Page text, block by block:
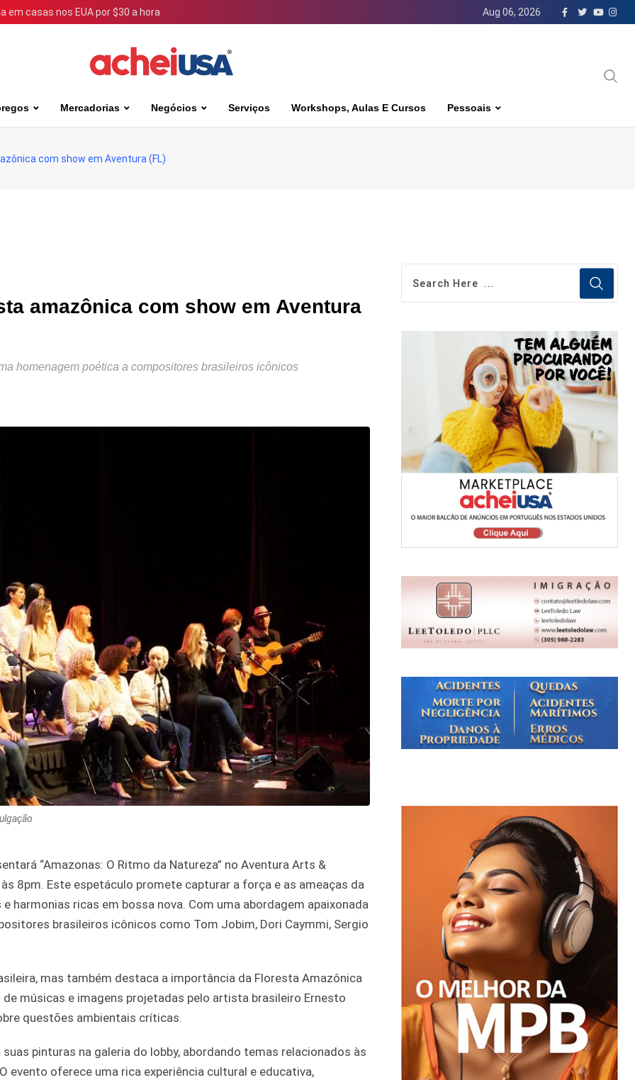
casas nos EUA por $30 a hora Aug 06, 2026
Mercadorias Negócios Serviços Workshops, Aulas E Cursos Pessoais
com show em Aventura (FL)
amazônica com show em Aventura
homenagem poética a compositores brasileiros icônicos
“Amazonas: O Ritmo da Natureza” no Aventura Arts &
8pm. Este espetáculo promete capturar a força e as ameaças da
ricas em bossa nova. Com uma abordagem apaixonada
brasileiros icônicos como Tom Jobim, Dori Caymmi, Sergio
mas também destaca a importância da Floresta Amazônica
músicas e imagens projetadas pelo artista brasileiro Ernesto
questões ambientais críticas.
pinturas na galeria do lobby, abordando temas relacionados às
evento oferece uma rica experiência cultural e educativa,